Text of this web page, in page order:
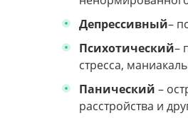
Депрессивный–
Психотический–
стресса,
Панический –
расстройства и